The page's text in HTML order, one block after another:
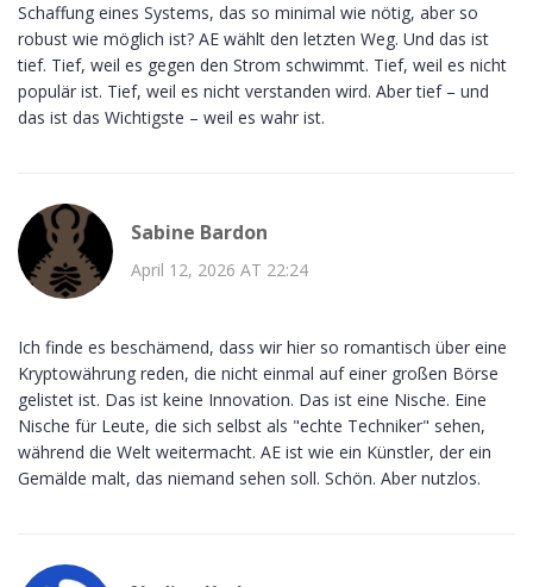
Schaffung eines Systems, das so minimal wie nötig, aber so
robust wie möglich ist? AE wählt den letzten Weg. Und das ist
tief. Tief, weil es gegen den Strom schwimmt. Tief, weil es nicht
populär ist. Tief, weil es nicht verstanden wird. Aber tief – und
das ist das Wichtigste – weil es wahr ist.
Sabine Bardon
April 12, 2026 AT 22:24
Ich finde es beschämend, dass wir hier so romantisch über eine
Kryptowährung reden, die nicht einmal auf einer großen Börse
gelistet ist. Das ist keine Innovation. Das ist eine Nische. Eine
Nische für Leute, die sich selbst als "echte Techniker" sehen,
während die Welt weitermacht. AE ist wie ein Künstler, der ein
Gemälde malt, das niemand sehen soll. Schön. Aber nutzlos.